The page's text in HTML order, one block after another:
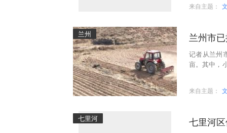
来自主题：
兰州 兰州市
记者从兰州
亩。其中，
来自主题：
七里河 七里河